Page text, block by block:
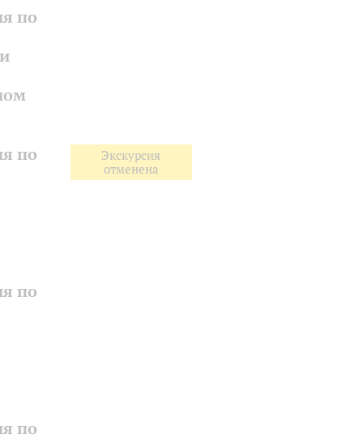
по
по
Экскурсия
отменена
по
по